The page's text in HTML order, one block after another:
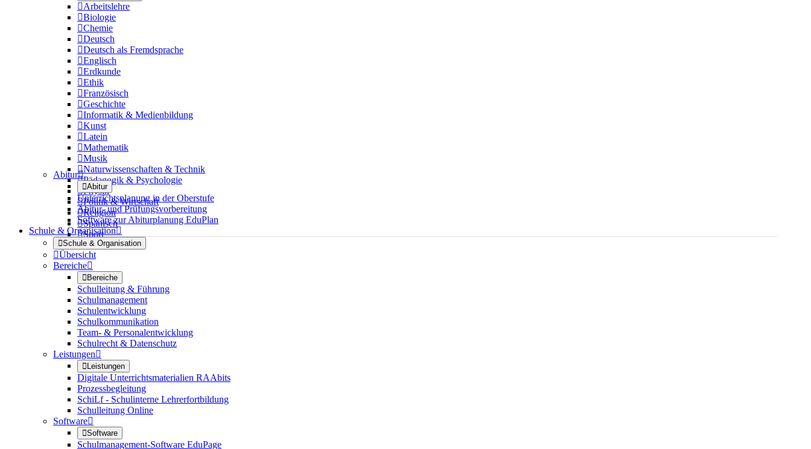
Arbeitslehre
Biologie
Chemie
Deutsch
Deutsch als Fremdsprache
Englisch
Erdkunde
Ethik
Französisch
Geschichte
Informatik & Medienbildung
Kunst
Latein
Mathematik
Musik
Naturwissenschaften & Technik
Pädagogik & Psychologie
Physik
Politik & Wirtschaft
Religion
Spanisch
Sport
Abitur
Abitur
Unterrichtsplanung in der Oberstufe
Abitur- und Prüfungsvorbereitung
Software zur Abiturplanung EduPlan
Schule & Organisation
Schule & Organisation
Übersicht
Bereiche
Bereiche
Schulleitung & Führung
Schulmanagement
Schulentwicklung
Schulkommunikation
Team- & Personalentwicklung
Schulrecht & Datenschutz
Leistungen
Leistungen
Digitale Unterrichtsmaterialien RAAbits
Prozessbegleitung
SchiLf - Schulinterne Lehrerfortbildung
Schulleitung Online
Software
Software
Schulmanagement-Software EduPage